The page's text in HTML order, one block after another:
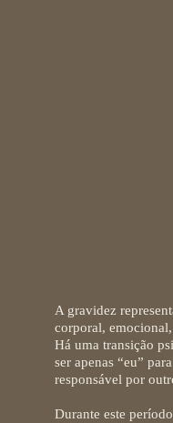
A gravidez
corporal,
Há uma transição
ser apenas “eu”
responsável por
Durante este